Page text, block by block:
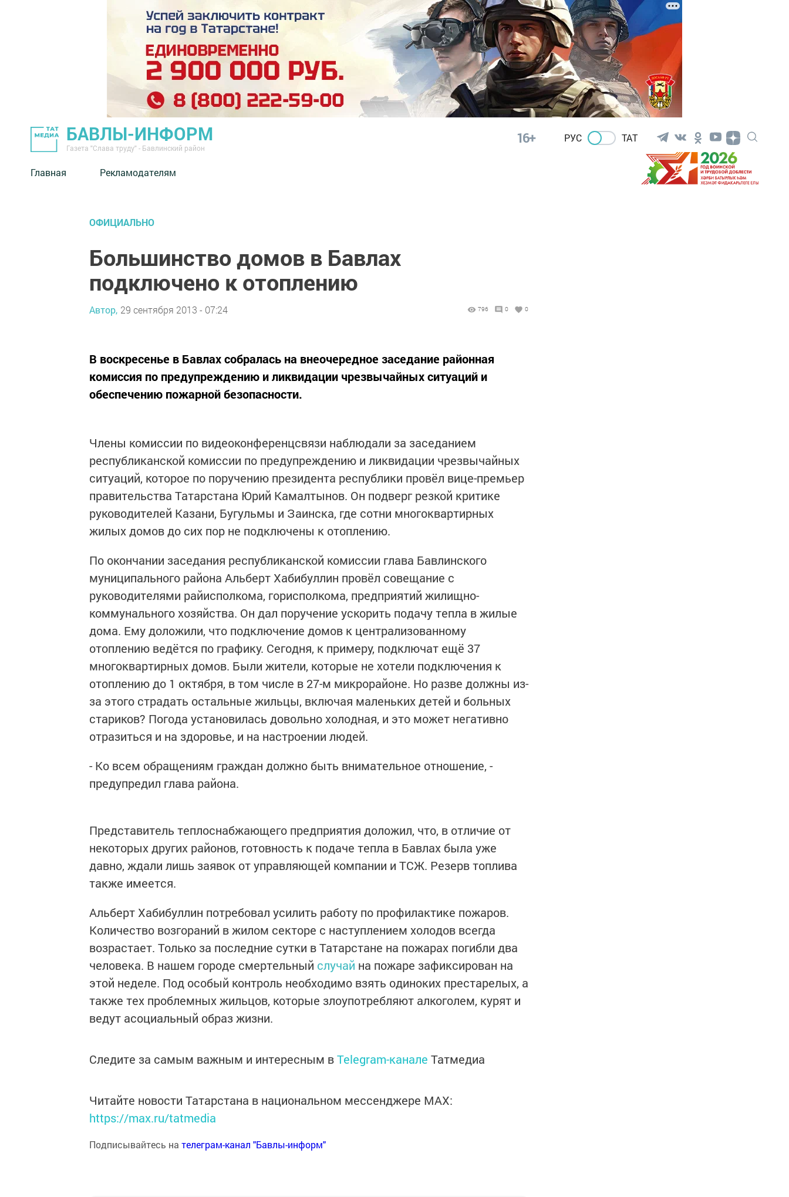
БАВЛЫ-ИНФОРМ
Газета "Слава труду" - Бавлинский район
16+ РУС ТАТ
Главная Рекламодателям
ОФИЦИАЛЬНО
Большинство домов в Бавлах
подключено к отоплению
Автор, 29 сентября 2013 - 07:24 796 0 0
В воскресенье в Бавлах собралась на внеочередное заседание районная
комиссия по предупреждению и ликвидации чрезвычайных ситуаций и
обеспечению пожарной безопасности.
Члены комиссии по видеоконференцсвязи наблюдали за заседанием
республиканской комиссии по предупреждению и ликвидации чрезвычайных
ситуаций, которое по поручению президента республики провёл вице-премьер
правительства Татарстана Юрий Камалтынов. Он подверг резкой критике
руководителей Казани, Бугульмы и Заинска, где сотни многоквартирных
жилых домов до сих пор не подключены к отоплению.
По окончании заседания республиканской комиссии глава Бавлинского
муниципального района Альберт Хабибуллин провёл совещание с
руководителями райисполкома, горисполкома, предприятий жилищно-
коммунального хозяйства. Он дал поручение ускорить подачу тепла в жилые
дома. Ему доложили, что подключение домов к централизованному
отоплению ведётся по графику. Сегодня, к примеру, подключат ещё 37
многоквартирных домов. Были жители, которые не хотели подключения к
отоплению до 1 октября, в том числе в 27-м микрорайоне. Но разве должны из-
за этого страдать остальные жильцы, включая маленьких детей и больных
стариков? Погода установилась довольно холодная, и это может негативно
отразиться и на здоровье, и на настроении людей.
- Ко всем обращениям граждан должно быть внимательное отношение, -
предупредил глава района.
Представитель теплоснабжающего предприятия доложил, что, в отличие от
некоторых других районов, готовность к подаче тепла в Бавлах была уже
давно, ждали лишь заявок от управляющей компании и ТСЖ. Резерв топлива
также имеется.
Альберт Хабибуллин потребовал усилить работу по профилактике пожаров.
Количество возгораний в жилом секторе с наступлением холодов всегда
возрастает. Только за последние сутки в Татарстане на пожарах погибли два
человека. В нашем городе смертельный случай на пожаре зафиксирован на
этой неделе. Под особый контроль необходимо взять одиноких престарелых, а
также тех проблемных жильцов, которые злоупотребляют алкоголем, курят и
ведут асоциальный образ жизни.
Следите за самым важным и интересным вTelegram-канале Татмедиа
Читайте новости Татарстана в национальном мессенджере MАХ:
https://max.ru/tatmedia
Подписывайтесь на телеграм-канал "Бавлы-информ"